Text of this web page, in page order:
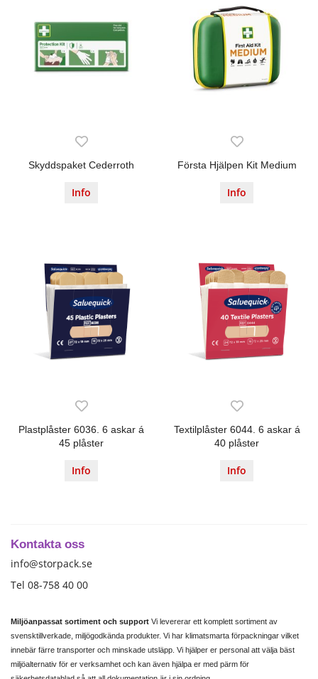
Skyddspaket Cederroth
Info
Första Hjälpen Kit Medium
Info
Plastplåster 6036. 6 askar á
45 plåster
Info
Textilplåster 6044. 6 askar á
40 plåster
Info
Kontakta oss
info@storpack.se
Tel 08-758 40 00
Miljöanpassat sortiment och support Vi levererar ett komplett sortiment av
svensktillverkade, miljögodkända produkter. Vi har klimatsmarta förpackningar vilket
innebär färre transporter och minskade utsläpp. Vi hjälper er personal att välja bäst
miljöalternativ för er verksamhet och kan även hjälpa er med pärm för